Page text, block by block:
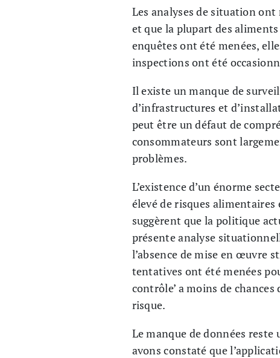
Les analyses de situation
et que la plupart des
enquêtes ont été menées,
inspections ont été
Il existe un manque de
d’infrastructures et
peut être un défaut de
consommateurs sont
problèmes.
L’existence d’un énorme
élevé de risques
suggèrent que la politique
présente analyse
l’absence de mise en œuvre
tentatives ont été menées
contrôle’ a moins de
risque.
Le manque de données
avons constaté que